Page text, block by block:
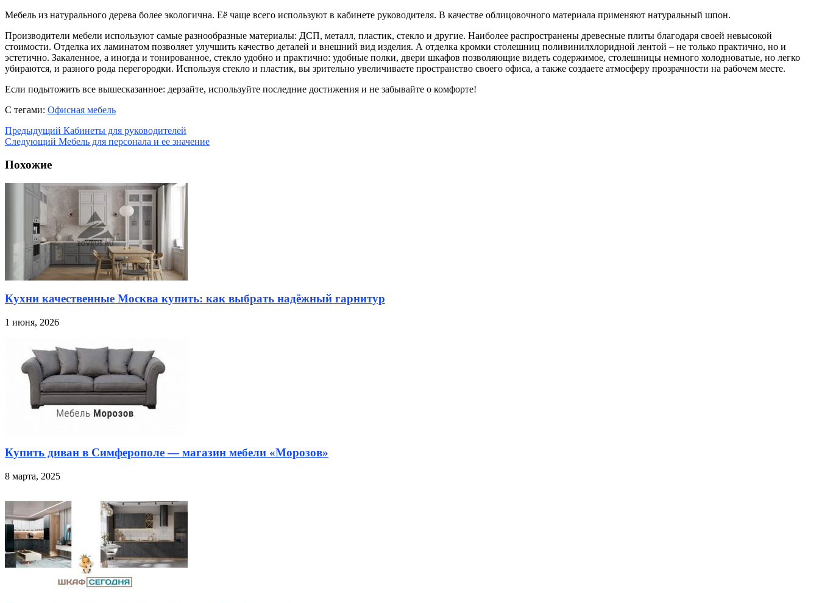
Мебель из натурального дерева более экологична. Её чаще всего используют в кабинете руководителя. В качестве облицовочного материала применяют натуральный шпон.
Производители мебели используют самые разнообразные материалы: ДСП, металл, пластик, стекло и другие. Наиболее распространены древесные плиты благодаря своей невысокой
стоимости. Отделка их ламинатом позволяет улучшить качество деталей и внешний вид изделия. А отделка кромки столешниц поливинилхлоридной лентой – не только практично, но и
эстетично. Закаленное, а иногда и тонированное, стекло удобно и практично: удобные полки, двери шкафов позволяющие видеть содержимое, столешницы немного холодноватые, но легко
убираются, и разного рода перегородки. Используя стекло и пластик, вы зрительно увеличиваете пространство своего офиса, а также создаете атмосферу прозрачности на рабочем месте.
Если подытожить все вышесказанное: дерзайте, используйте последние достижения и не забывайте о комфорте!
С тегами: Офисная мебель
Предыдущий Кабинеты для руководителей
Следующий Мебель для персонала и ее значение
Похожие
Кухни качественные Москва купить: как выбрать надёжный гарнитур
1 июня, 2026
Купить диван в Симферополе — магазин мебели «Морозов»
8 марта, 2025